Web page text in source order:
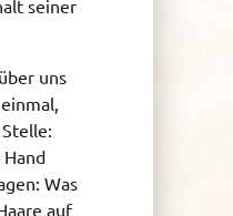
seiner
uns
Was
auf